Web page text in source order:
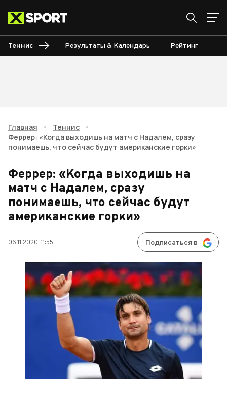
Теннис Результаты & Календарь Рейтинг
Главная • Теннис
•
Феррер: «Когда выходишь на матч с Надалем, сразу
понимаешь, что сейчас будут американские горки»
Феррер: «Когда выходишь на
матч с Надалем, сразу
понимаешь, что сейчас будут
американские горки»
06.11.2020, 11:55 Подписаться в